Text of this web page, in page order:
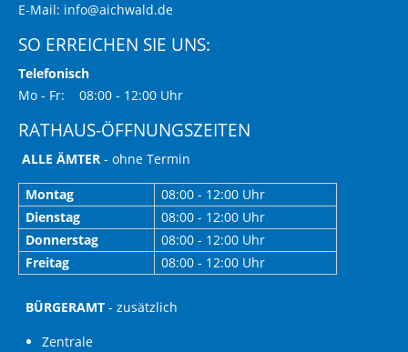
E-Mail: info@aichwald.de
SO ERREICHEN SIE UNS:
Telefonisch
Mo - Fr: 08:00 - 12:00 Uhr
RATHAUS-ÖFFNUNGSZEITEN
ALLE ÄMTER - ohne Termin
Montag
08:00 - 12:00 Uhr
Dienstag
08:00 - 12:00 Uhr
Donnerstag
08:00 - 12:00 Uhr
Freitag
08:00 - 12:00 Uhr
BÜRGERAMT - zusätzlich
Zentrale